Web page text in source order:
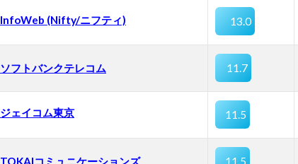
InfoWeb (Nifty/ニフティ) 13.0
ソフトバンクテレコム 11.7
ジェイコム東京 11.5
TOKAIコミュニケーションズ 11.5